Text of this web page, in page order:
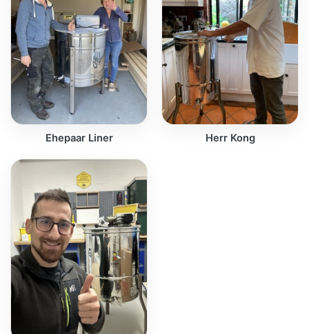
Ehepaar Liner Herr Kong